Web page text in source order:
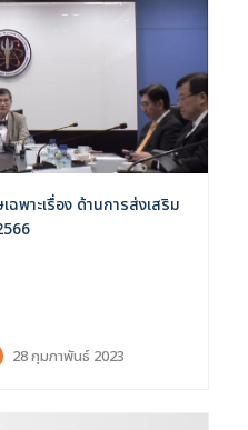
พาะเรื่อง ด้านการส่งเสริม
28 กุมภาพันธ์ 2023